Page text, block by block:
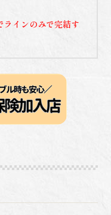
インのみで完結す